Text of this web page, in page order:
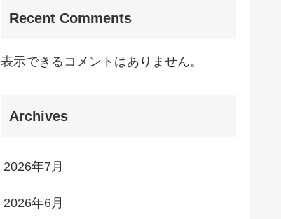
Recent Comments
表示できるコメントはありません。
Archives
2026年7月
2026年6月